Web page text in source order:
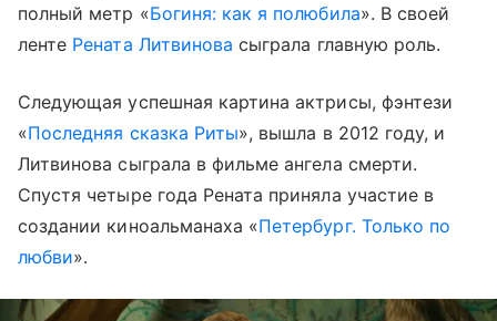
полный метр «Богиня: как я полюбила». В своей
ленте Рената Литвинова сыграла главную роль.
Следующая успешная картина актрисы, фэнтези
«Последняя сказка Риты», вышла в 2012 году, и
Литвинова сыграла в фильме ангела смерти.
Спустя четыре года Рената приняла участие в
создании киноальманаха «Петербург. Только по
любви».